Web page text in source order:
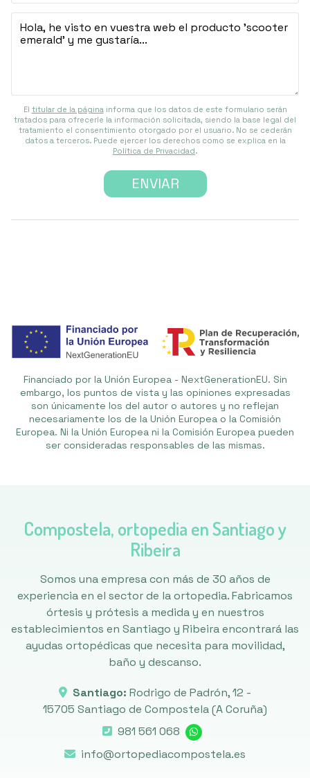
El titular de la página informa que los datos de este formulario serán
tratados para ofrecerle la información solicitada, siendo la base legal del
tratamiento el consentimiento otorgado por el usuario. No se cederán
datos a terceros. Puede ejercer los derechos como se explica en la
Política de Privacidad.
Financiado por la Unión Europea - NextGenerationEU. Sin
embargo, los puntos de vista y las opiniones expresadas
son únicamente los del autor o autores y no reflejan
necesariamente los de la Unión Europea o la Comisión
Europea. Ni la Unión Europea ni la Comisión Europea pueden
ser consideradas responsables de las mismas.
Compostela, ortopedia en Santiago y
Ribeira
Somos una empresa con más de 30 años de
experiencia en el sector de la ortopedia. Fabricamos
órtesis y prótesis a medida y en nuestros
establecimientos en Santiago y Ribeira encontrará las
ayudas ortopédicas que necesita para movilidad,
baño y descanso.
Santiago: Rodrigo de Padrón, 12 -
15705 Santiago de Compostela(A Coruña)
981 561 068
info@ortopediacompostela.es